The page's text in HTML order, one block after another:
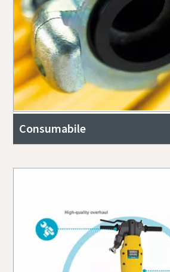
Consumabile